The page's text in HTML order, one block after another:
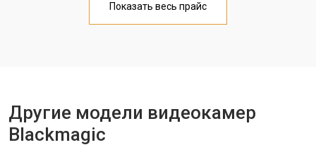
Показать весь прайс
Другие модели видеокамер
Blackmagic